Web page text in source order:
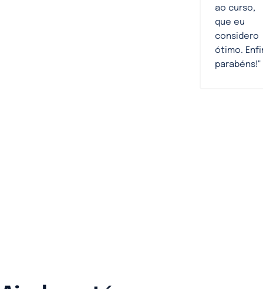
ao curso,
que eu
considero
ótimo.
parabéns!"